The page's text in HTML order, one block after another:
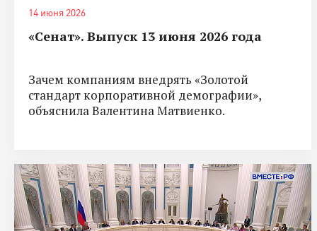
14 июня 2026
«Сенат». Выпуск 13 июня 2026 года
Зачем компаниям внедрять «Золотой
стандарт корпоративной демографии»,
объяснила Валентина Матвиенко.